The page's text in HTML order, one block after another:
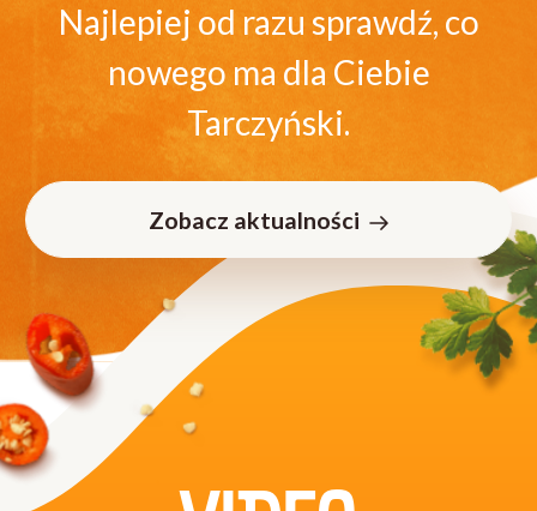
Najlepiej od razu sprawdź, co
nowego ma dla Ciebie
Tarczyński.
Zobacz aktualności